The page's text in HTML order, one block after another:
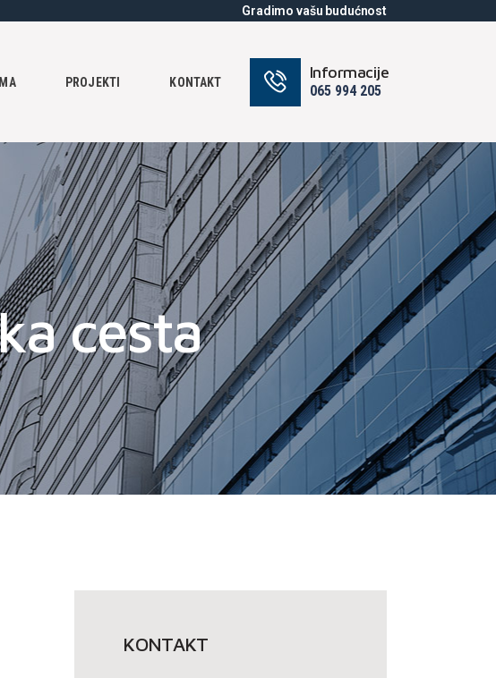
Gradimo vašu budućnost
PROJEKTI KONTAKT
Informacije
065 994 205
cesta
KONTAKT